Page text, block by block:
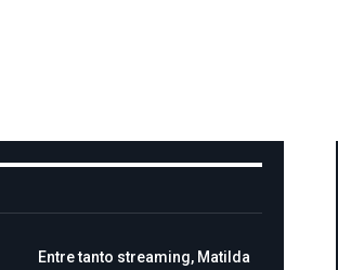
Entre tanto streaming, Matilda